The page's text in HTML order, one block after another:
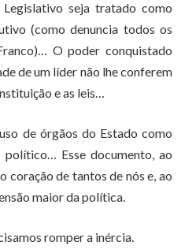
seja tratado como
(como denuncia todos os
O poder conquistado
de um líder não lhe conferem
e as leis…
de órgãos do Estado como
Esse documento, ao
coração de tantos de nós e, ao
maior da política.
romper a inércia.